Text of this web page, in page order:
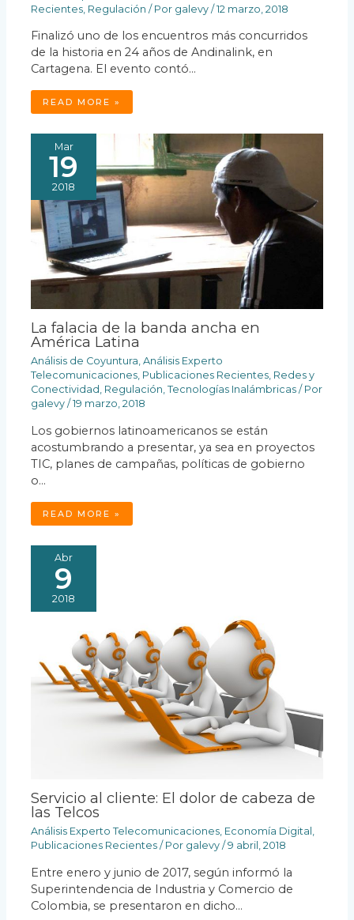
Recientes Regulación / Por galevy/12 marzo, 2018
Finalizó uno de los encuentros más concurridos
de la historia en 24 años de Andinalink, en
Cartagena. El evento contó…
READ MORE »
Mar
19
2018
La falacia de la banda ancha en
América Latina
Análisis de Coyuntura,Análisis Experto
Telecomunicaciones, Publicaciones Recientes, Redes y
Conectividad , Regulación,Tecnologías Inalámbricas / Por
galevy/19 marzo, 2018
Los gobiernos latinoamericanos se están
acostumbrando a presentar, ya sea en proyectos
TIC, planes de campañas, políticas de gobierno
o…
READ MORE »
Abr
9
2018
Servicio al cliente: El dolor de cabeza de
las Telcos
Análisis Experto Telecomunicaciones, Economía Digital ,
Publicaciones Recientes / Por galevy/9 abril, 2018
Entre enero y junio de 2017, según informó la
Superintendencia de Industria y Comercio de
Colombia, se presentaron en dicho…